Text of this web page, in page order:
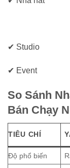
✔ Studio
✔ Event
So Sánh
Bán Chạy
TIÊU CHÍ
Độ phổ biến